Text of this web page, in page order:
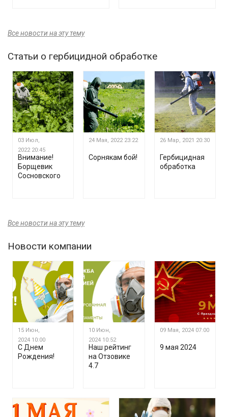
Все новости на эту тему
Статьи о гербицидной обработке
03 Июл,
2022 20:45
Внимание!
Борщевик
Сосновского
24 Мая, 2022 23:22
Сорнякам бой!
26 Мар, 2021 20:30
Гербицидная
обработка
Все новости на эту тему
Новости компании
15 Июн,
2024 10:00
С Днем
Рождения!
10 Июн,
2024 10:52
Наш рейтинг
на Отзовике
4.7
09 Мая, 2024 07:00
9 мая 2024